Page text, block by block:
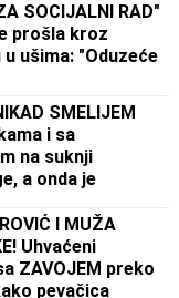
SOCIJALNI RAD"
prošla kroz
ušima: "Oduzeće
SMELIJEM
i sa
na suknji
a onda je
I MUŽA
Uhvaćeni
ZAVOJEM preko
pevačica